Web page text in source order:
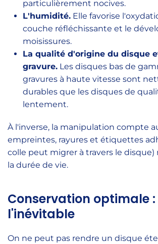
particulièrement nocives.
L'humidité. Elle favorise
couche réfléchissante et le
moisissures.
La qualité d'origine du disque
gravure. Les disques bas de
gravures à haute vitesse sont
durables que les disques de
lentement.
À l'inverse, la manipulation compte
empreintes, rayures et étiquettes
colle peut migrer à travers le disque)
la durée de vie.
Conservation optimale
l'inévitable
On ne peut pas rendre un disque